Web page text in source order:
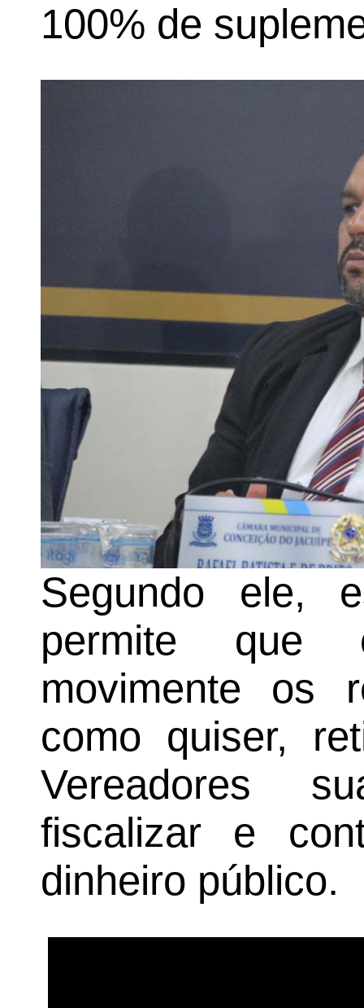
100% de
Segundo ele,
permite que
movimente os
como quiser,
Vereadores
fiscalizar e
dinheiro público.